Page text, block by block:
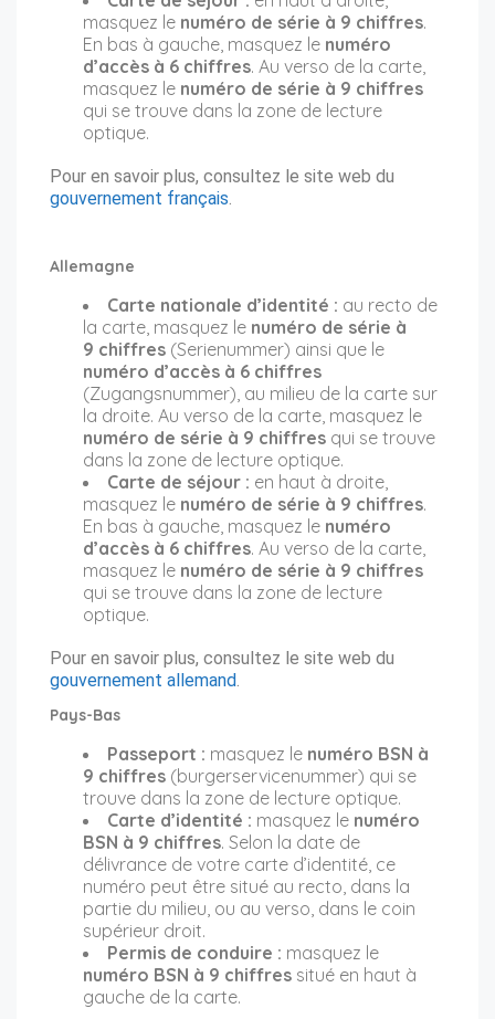
masquez le numéro de série à 9 chiffres.
En bas à gauche, masquez le numéro
d’accès à 6 chiffres. Au verso de la carte,
masquez le numéro de série à 9 chiffres
qui se trouve dans la zone de lecture
optique.
Pour en savoir plus, consultez le site web du
gouvernement français.
Allemagne
Carte nationale d’identité : au recto de
la carte, masquez le numéro de série à
9 chiffres (Serienummer) ainsi que le
numéro d’accès à 6 chiffres
(Zugangsnummer), au milieu de la carte sur
la droite. Au verso de la carte, masquez le
numéro de série à 9 chiffres qui se trouve
dans la zone de lecture optique.
Carte de séjour : en haut à droite,
masquez le numéro de série à 9 chiffres.
En bas à gauche, masquez le numéro
d’accès à 6 chiffres. Au verso de la carte,
masquez le numéro de série à 9 chiffres
qui se trouve dans la zone de lecture
optique.
Pour en savoir plus, consultez le site web du
gouvernement allemand.
Pays-Bas
Passeport : masquez le numéro BSN à
9 chiffres (burgerservicenummer) qui se
trouve dans la zone de lecture optique.
Carte d’identité : masquez le numéro
BSN à 9 chiffres. Selon la date de
délivrance de votre carte d’identité, ce
numéro peut être situé au recto, dans la
partie du milieu, ou au verso, dans le coin
supérieur droit.
Permis de conduire : masquez le
numéro BSN à 9 chiffres situé en haut à
gauche de la carte.